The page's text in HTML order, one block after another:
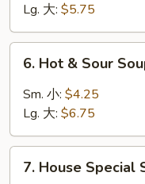
汤
菜
汤
Lg. 大: $5.75
Hot
Sour
酸
6. Hot & Sour
Sm. 小: $4.25
Lg. 大: $6.75
House
7. House Special